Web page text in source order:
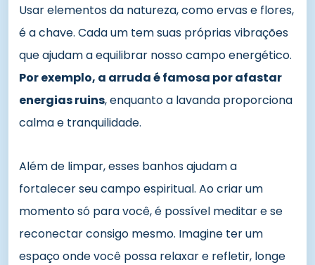
Usar elementos da natureza, como ervas e flores,
é a chave. Cada um tem suas próprias vibrações
que ajudam a equilibrar nosso campo energético.
Por exemplo, a arruda é famosa por afastar
energias ruins, enquanto a lavanda proporciona
calma e tranquilidade.
Além de limpar, esses banhos ajudam a
fortalecer seu campo espiritual. Ao criar um
momento só para você, é possível meditar e se
reconectar consigo mesmo. Imagine ter um
espaço onde você possa relaxar e refletir, longe